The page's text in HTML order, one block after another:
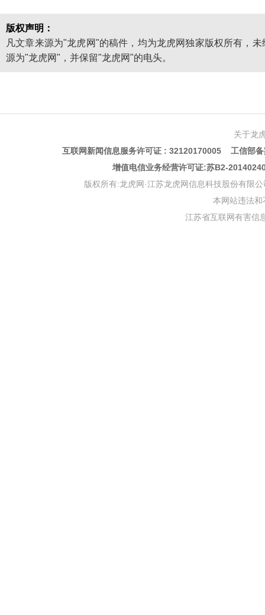
版权声明：
凡文章来源为"龙虎网"的稿件，均为龙虎网独家版权所有，
源为"龙虎网"，并保留"龙虎网"的电头。
关于龙
互联网新闻信息服务许可证 : 32120170005 工信部
增值电信业务经营许可证:苏B2-
版权所有:龙虎网·江苏龙虎网信息科技股份有限
本网站违法
江苏省互联网有害